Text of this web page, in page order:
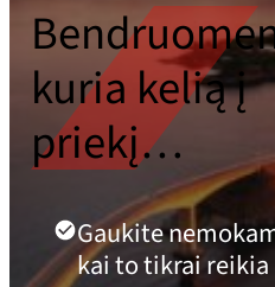
kuria kelią į
priekį…
Gaukite
kai to tikrai reikia